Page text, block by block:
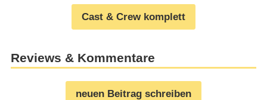
Cast & Crew komplett
Reviews & Kommentare
neuen Beitrag schreiben